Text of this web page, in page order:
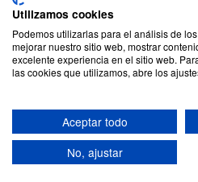
©2026 - Tots
Aviso legal|
Política de
Utilizamos cookies
Podemos utilizarlas para el análisis de
mejorar nuestro sitio web, mostrar
excelente experiencia en el sitio web.
las cookies que utilizamos, abre los
Aceptar todo
No, ajustar